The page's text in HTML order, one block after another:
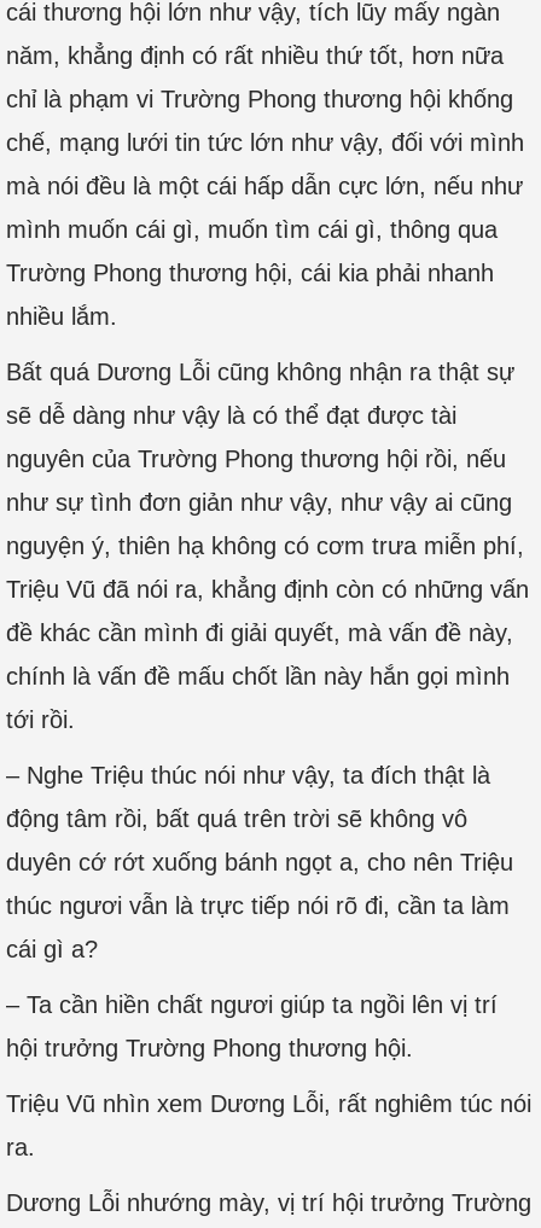
cái thương hội lớn như vậy, tích lũy mấy ngàn
năm, khẳng định có rất nhiều thứ tốt, hơn nữa
chỉ là phạm vi Trường Phong thương hội khống
chế, mạng lưới tin tức lớn như vậy, đối với mình
mà nói đều là một cái hấp dẫn cực lớn, nếu như
mình muốn cái gì, muốn tìm cái gì, thông qua
Trường Phong thương hội, cái kia phải nhanh
nhiều lắm.
Bất quá Dương Lỗi cũng không nhận ra thật sự
sẽ dễ dàng như vậy là có thể đạt được tài
nguyên của Trường Phong thương hội rồi, nếu
như sự tình đơn giản như vậy, như vậy ai cũng
nguyện ý, thiên hạ không có cơm trưa miễn phí,
Triệu Vũ đã nói ra, khẳng định còn có những vấn
đề khác cần mình đi giải quyết, mà vấn đề này,
chính là vấn đề mấu chốt lần này hắn gọi mình
tới rồi.
– Nghe Triệu thúc nói như vậy, ta đích thật là
động tâm rồi, bất quá trên trời sẽ không vô
duyên cớ rớt xuống bánh ngọt a, cho nên Triệu
thúc ngươi vẫn là trực tiếp nói rõ đi, cần ta làm
cái gì a?
– Ta cần hiền chất ngươi giúp ta ngồi lên vị trí
hội trưởng Trường Phong thương hội.
Triệu Vũ nhìn xem Dương Lỗi, rất nghiêm túc nói
ra.
Dương Lỗi nhướng mày, vị trí hội trưởng Trường